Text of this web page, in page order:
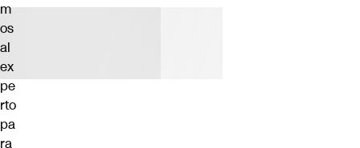
m
os
al
ex
pe
rto
pa
ra